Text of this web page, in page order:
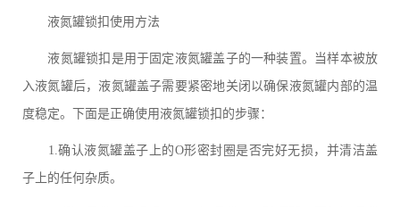
液氮罐锁扣使用方法
液氮罐锁扣是用于固定液氮罐盖子的一种装置。当样本被放
入液氮罐后，液氮罐盖子需要紧密地关闭以确保液氮罐内部的温
度稳定。下面是正确使用液氮罐锁扣的步骤：
1.确认液氮罐盖子上的O形密封圈是否完好无损，并清洁盖
子上的任何杂质。